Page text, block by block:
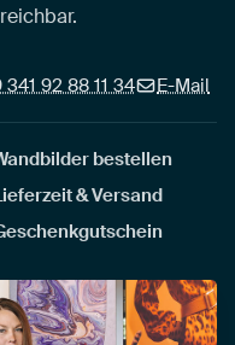
341 92 88 11 34 E-Mail
bestellen
& Versand